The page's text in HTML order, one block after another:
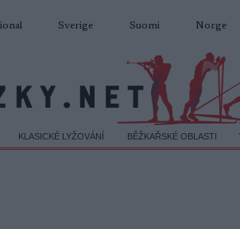
Sverige Suomi Norge
KLASICKÉ LYŽOVÁNÍ BĚŽKAŘSKÉ OBLASTI